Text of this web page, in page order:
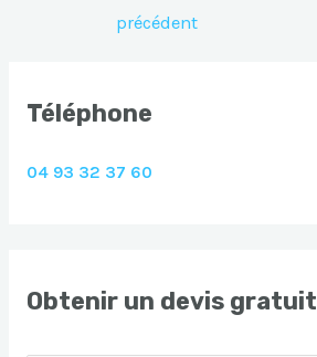
l’articleprécédent
Téléphone
04 93 32 37 60
Obtenir un devis gratuit